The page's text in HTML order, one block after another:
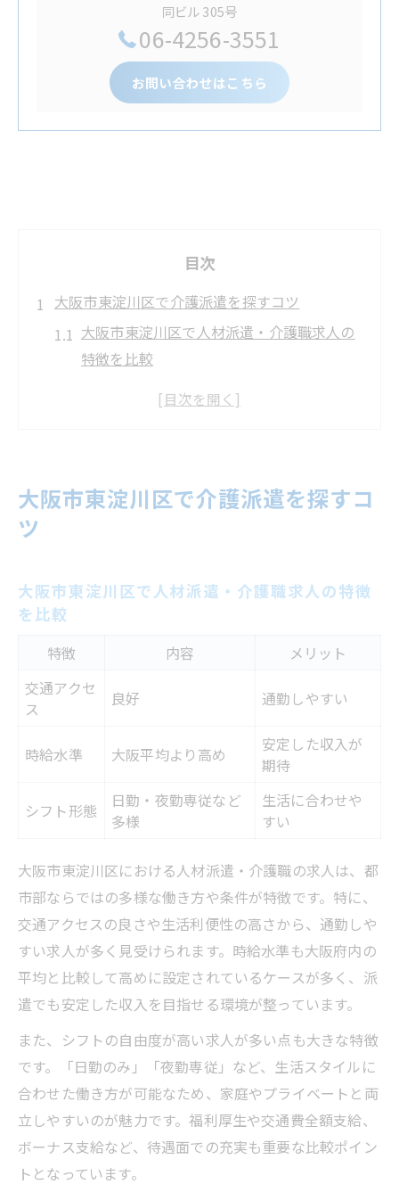
同ビル 305号
06-4256-3551
お問い合わせはこちら
目次
大阪市東淀川区で介護派遣を探すコツ
大阪市東淀川区で人材派遣・介護職求人の
特徴を比較
人材派遣・介護職を選ぶなら地域密着型が
人材派遣・介護職求人のメリットを知る
人材派遣・介護職求人の給与水準を一覧で
福利厚生やサポート体制の違いを知ろう
シフトの柔軟性が高い人材派遣・介護職を
人材派遣・介護職の職場環境で重視すべき
点
応募前にチェックしたい人材派遣・介護職
の条件
人材派遣・介護職で叶う理想のワークライ
フバランス
大阪市東淀川区で選ばれる人材派遣・介護
職の理由
家庭と両立しやすい人材派遣・介護職の働
人材派遣・介護職の柔軟なシフト活用術
働く女性に人気の人材派遣・介護職の特徴
地域密着型で安心の介護職探しを実現
地域密着型人材派遣・介護職求人のメリッ
ト早見表
大阪市東淀川区で介護派遣を探すコ
ツ
大阪市東淀川区で人材派遣・介護職求人の特徴
を比較
特徴 内容
メリット
交通アクセ
ス
良好 通勤しやすい
時給水準 大阪平均より高め
安定した収入が
期待
シフト形態
日勤・夜勤専従など
多様
生活に合わせや
すい
大阪市東淀川区における人材派遣・介護職の求人は、都
市部ならではの多様な働き方や条件が特徴です。特に、
交通アクセスの良さや生活利便性の高さから、通勤しや
すい求人が多く見受けられます。時給水準も大阪府内の
平均と比較して高めに設定されているケースが多く、派
遣でも安定した収入を目指せる環境が整っています。
また、シフトの自由度が高い求人が多い点も大きな特徴
です。「日勤のみ」「夜勤専従」など、生活スタイルに
合わせた働き方が可能なため、家庭やプライベートと両
立しやすいのが魅力です。福利厚生や交通費全額支給、
ボーナス支給など、待遇面での充実も重要な比較ポイン
トとなっています。